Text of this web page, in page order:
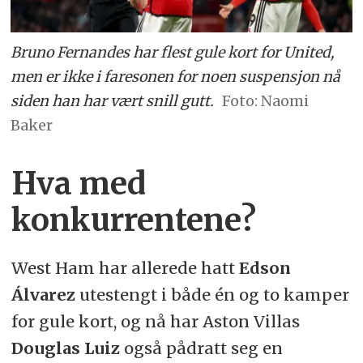
Bruno Fernandes har flest gule kort for United,
men er ikke i faresonen for noen suspensjon nå
siden han har vært snill gutt.
Naomi
Baker
Hva med
konkurrentene?
West Ham har allerede hatt Edson
Álvarezutestengt i både én og to kamper
for gule kort, og nå har Aston Villas
Douglas Luizogså pådratt seg en